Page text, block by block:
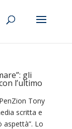
gli
l’ultimo
Tony
scritta e
aspettà”. Lo